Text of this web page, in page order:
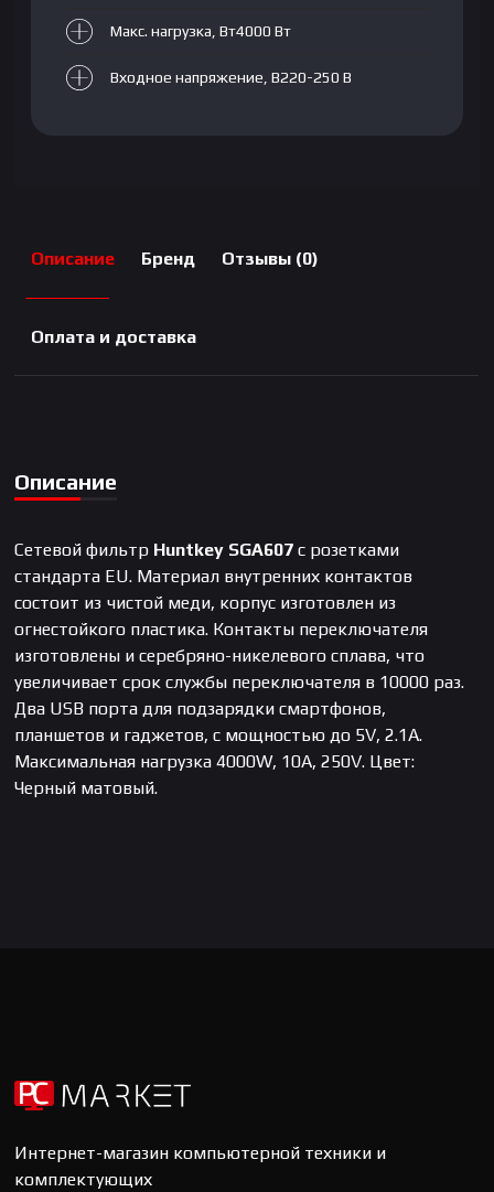
Макс. нагрузка, Вт4000 Вт
Входное напряжение, В220-250 В
Описание Бренд Отзывы (0)
Оплата и доставка
Описание
Сетевой фильтр Huntkey SGA607 с розетками
стандарта EU. Материал внутренних контактов
состоит из чистой меди, корпус изготовлен из
огнестойкого пластика. Контакты переключателя
изготовлены и серебряно-никелевого сплава, что
увеличивает срок службы переключателя в 10000 раз.
Два USB порта для подзарядки смартфонов,
планшетов и гаджетов, с мощностью до 5V, 2.1A.
Максимальная нагрузка 4000W, 10A, 250V. Цвет:
Черный матовый.
Интернет-магазин компьютерной техники и
комплектующих